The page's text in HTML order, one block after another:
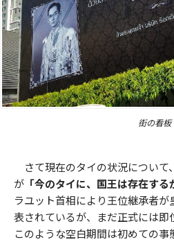
街の看板
さて現在のタイの状況について
が 「今のタイに、国王は存在する
ラユット首相により王位継承者
表されているが、まだ正式には即
このような空白期間は初めての